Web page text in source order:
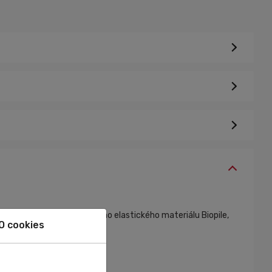
vyhotovené z funkčného elastického materiálu Biopile,
cookies